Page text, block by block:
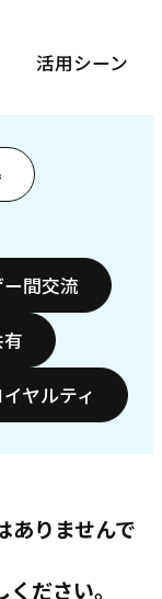
活用シーン
間交流
イヤルティ
ありませんで
ださい。